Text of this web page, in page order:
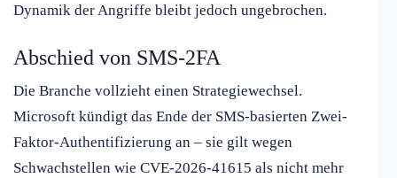
Dynamik der Angriffe bleibt jedoch ungebrochen.
Abschied von SMS-2FA
Die Branche vollzieht einen Strategiewechsel.
Microsoft kündigt das Ende der SMS-basierten Zwei-
Faktor-Authentifizierung an – sie gilt wegen
Schwachstellen wie CVE-2026-41615 als nicht mehr